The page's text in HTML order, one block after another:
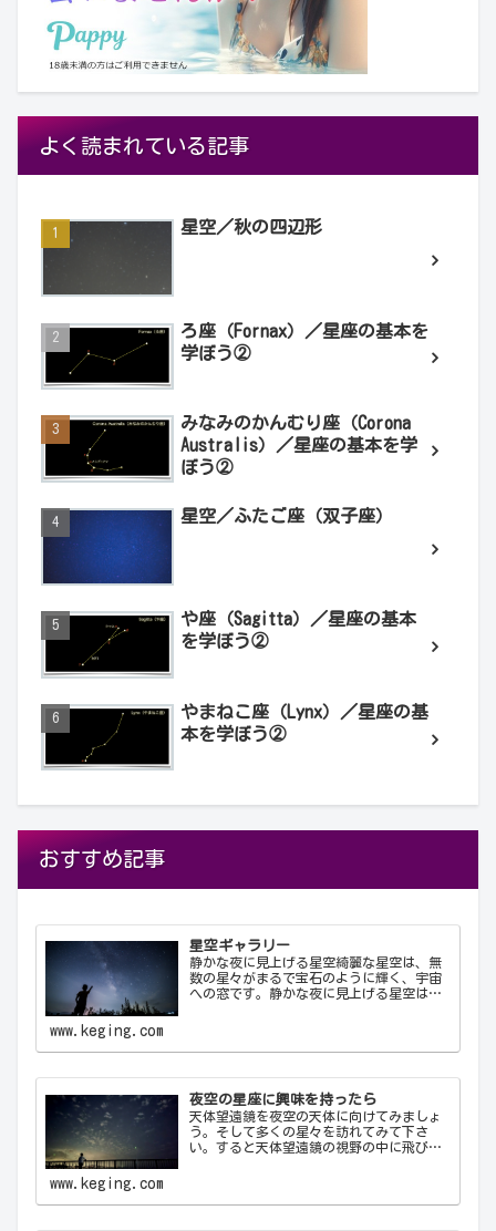
よく読まれている記事
星空／秋の四辺形
ろ座（Fornax）／星座の基本を
学ぼう②
みなみのかんむり座（Corona
Australis）／星座の基本を学
ぼう②
星空／ふたご座（双子座）
や座（Sagitta）／星座の基本
を学ぼう②
やまねこ座（Lynx）／星座の基
本を学ぼう②
おすすめ記事
星空ギャラリー
静かな夜に見上げる星空綺麗な星空は、無
数の星々がまるで宝石のように輝く、宇宙
への窓です。静かな夜に見上げる星空は、
さと神秘を感…
www.keging.com
夜空の星座に興味を持ったら
天体望遠鏡を夜空の天体に向けてみましょ
う。そして多くの星々を訪れてみて下さ
い。すると天体望遠鏡の視野の中に飛び込
一生の趣味になることでしょう。
www.keging.com